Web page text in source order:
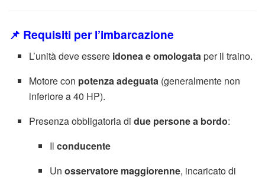
📌 Requisiti per l’imbarcazione
L’unità deve essere idonea e omologataper il traino.
Motore con potenza adeguata (generalmente non
inferiore a 40 HP).
Presenza obbligatoria didue persone a bordo:
Il conducente
Un osservatore maggiorenne, incaricato di